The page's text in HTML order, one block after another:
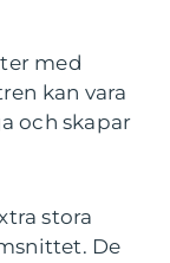
med
kan vara
och skapar
stora
De